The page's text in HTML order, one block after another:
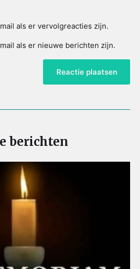
als er vervolgreacties zijn.
als er nieuwe berichten zijn.
berichten